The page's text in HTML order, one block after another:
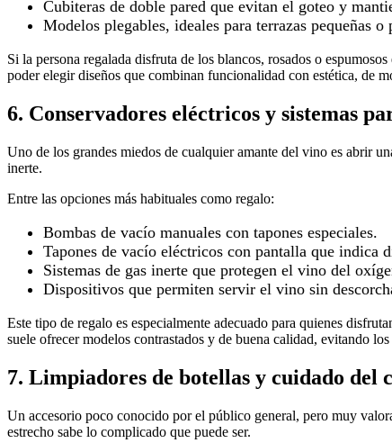
Cubiteras de doble pared que evitan el goteo y
Modelos plegables, ideales para terrazas pequeñas
Si la persona regalada disfruta de los blancos, rosados o
poder elegir diseños que combinan funcionalidad con estética, de
6. Conservadores eléctricos y sistemas
Uno de los grandes miedos de cualquier amante del vino es abrir
inerte.
Entre las opciones más habituales como regalo:
Bombas de vacío manuales con tapones especiales.
Tapones de vacío eléctricos con pantalla que indica
Sistemas de gas inerte que protegen el vino del
Dispositivos que permiten servir el vino sin
Este tipo de regalo es especialmente adecuado para quienes
suele ofrecer modelos contrastados y de buena calidad, evitando
7. Limpiadores de botellas y cuidado del
Un accesorio poco conocido por el público general, pero muy
estrecho sabe lo complicado que puede ser.